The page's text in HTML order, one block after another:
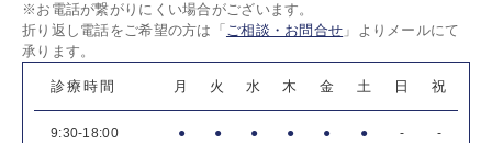
※お電話が繋がりにくい場合がございます。
折り返し電話をご希望の方は「 ご相談・お問合せ 」よりメールにて
承ります。
診療時間 月 火 水 木 金 土 日 祝
9:30-18:00 ● ● ● ● ● ● - -